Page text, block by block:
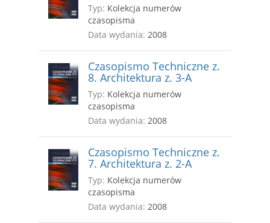
Typ: Kolekcja numerów
czasopisma
Data wydania: 2008
Czasopismo Techniczne z.
8. Architektura z. 3-A
Typ: Kolekcja numerów
czasopisma
Data wydania: 2008
Czasopismo Techniczne z.
7. Architektura z. 2-A
Typ: Kolekcja numerów
czasopisma
Data wydania: 2008